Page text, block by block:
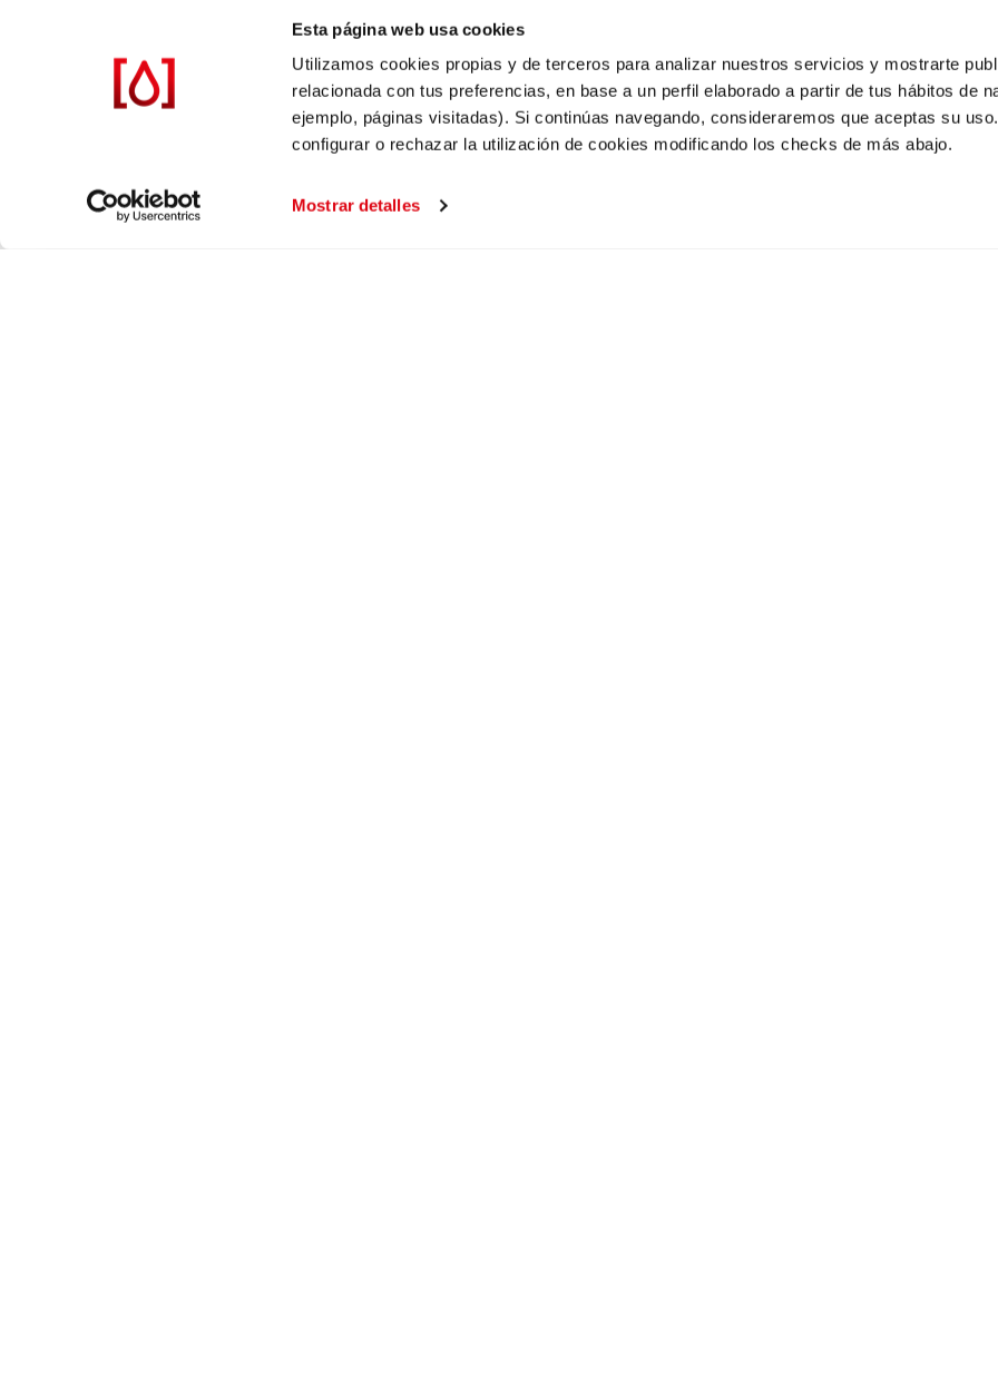
Esta página web usa cookies
Utilizamos cookies propias y de terceros para analizar nuestros servicios y mostrarte
relacionada con tus preferencias, en base a un perfil elaborado a partir de tus hábitos de
ejemplo, páginas visitadas). Si continúas navegando, consideraremos que aceptas su
configurar o rechazar la utilización de cookies modificando los checks de más abajo.
Mostrar detalles
el tratamiento más
enero 19, 2026
Podcast S2P10 –